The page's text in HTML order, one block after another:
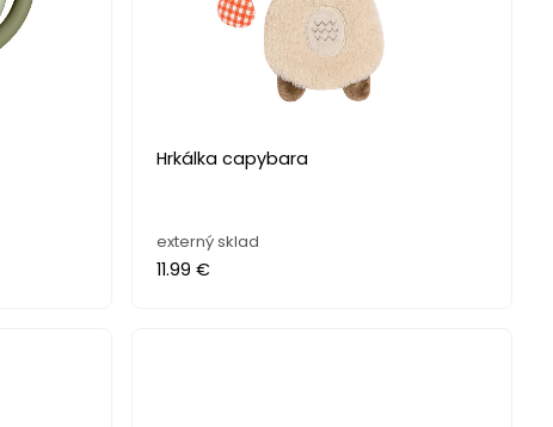
Hrkálka capybara
externý sklad
11.99 €